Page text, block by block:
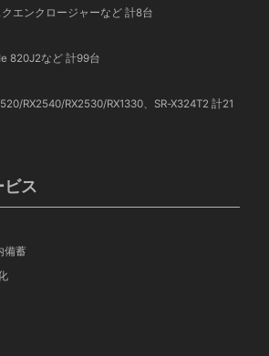
エンクロージャーなど 計8台
820J2など 計99台
RX2540/RX2530/RX1330、SR-X324T2 計21
ス
備蓄